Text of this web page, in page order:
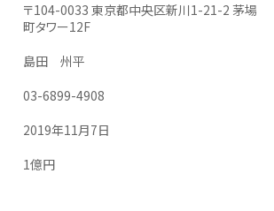
〒104-0033 東京都中央区新川1-21-2 茅場
町タワー12F
島田 州平
03-6899-4908
2019年11月7日
1億円